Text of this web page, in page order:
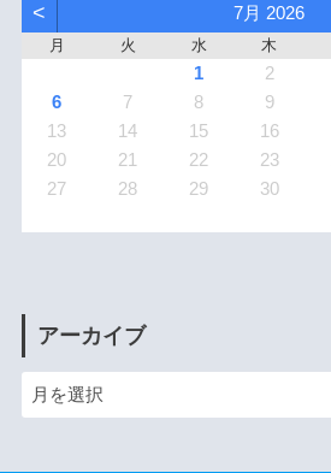
< 7月 2026
月 火 水 木
1 2
6
7 8 9
13
14 15 16
20
21 22 23
27
28 29 30
アーカイブ